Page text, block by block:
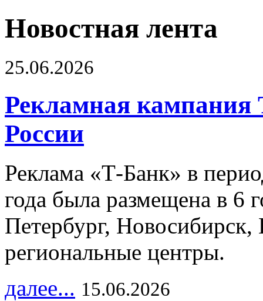
Новостная лента
25.06.2026
Рекламная кампания
России
Реклама «Т-Банк» в
года была размещена в 6
Петербург,
региональные центры.
далее... 15.06.2026